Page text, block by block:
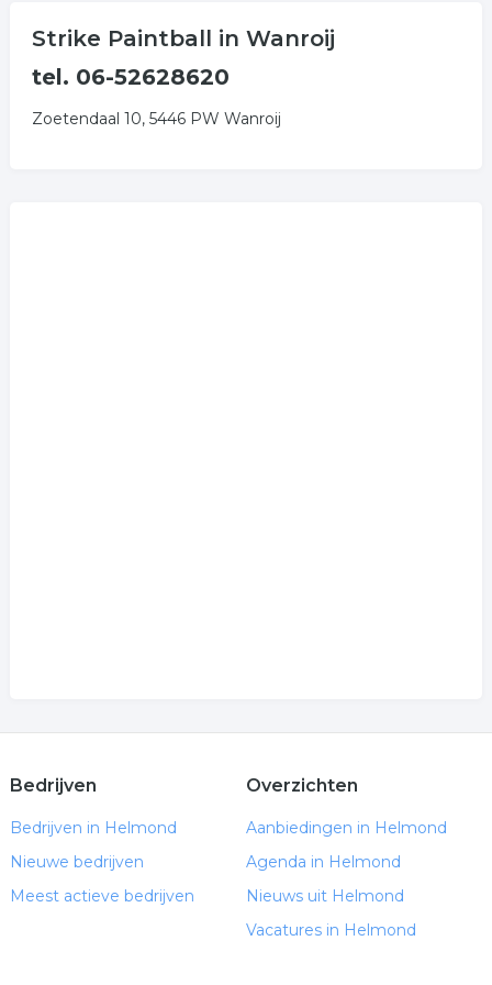
Voor meer informatie kunt u de website bekijken. Heeft
u een vraag aan Strike Paintball? Schroomt u dan niet
Strike Paintball in Wanroij
tel. 06-52628620
Zoetendaal 10, 5446 PW Wanroij
Bedrijven
Bedrijven in Helmond
Nieuwe bedrijven
Meest actieve bedrijven
Overzichten
Aanbiedingen in Helmond
Agenda in Helmond
Nieuws uit Helmond
Vacatures in Helmond